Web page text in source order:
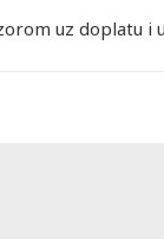
uz doplatu i